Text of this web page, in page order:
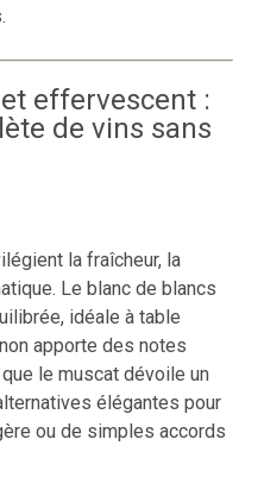
effervescent :
de vins sans
la fraîcheur, la
Le blanc de blancs
idéale à table
apporte des notes
le muscat dévoile un
élégantes pour
ou de simples accords